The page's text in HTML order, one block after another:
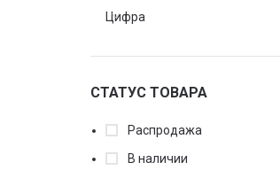
Цифра
СТАТУС ТОВАРА
Распродажа
В наличии